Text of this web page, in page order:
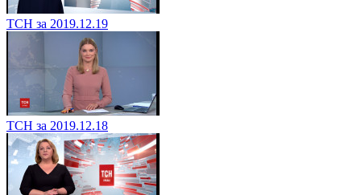
ТСН за 2019.12.19
ТСН за 2019.12.18